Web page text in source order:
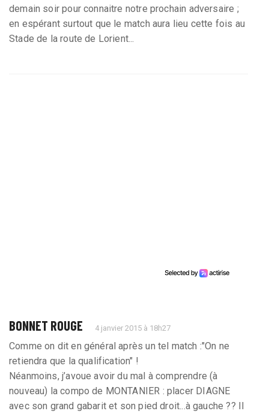
demain soir pour connaitre notre prochain adversaire ;
en espérant surtout que le match aura lieu cette fois au
Stade de la route de Lorient...
BONNET ROUGE 4 janvier 2015 à 18h27
Comme on dit en général après un tel match :"On ne
retiendra que la qualification" !
Néanmoins, j’avoue avoir du mal à comprendre (à
nouveau) la compo de MONTANIER : placer DIAGNE
avec son grand gabarit et son pied droit...à gauche ?? Il